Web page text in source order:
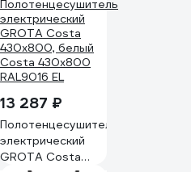
36x100 EK R
сенсорный
диммер, хром,
4680419504946
13 287 ₽
Полотенцесушитель
электрический
GROTA Costa